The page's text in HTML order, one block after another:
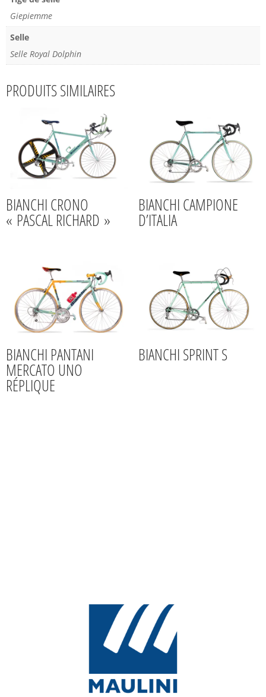
Giepiemme
Selle
Selle Royal Dolphin
PRODUITS SIMILAIRES
BIANCHI CRONO
« PASCAL RICHARD »
BIANCHI CAMPIONE
D’ITALIA
BIANCHI PANTANI
MERCATO UNO
RÉPLIQUE
BIANCHI SPRINT S